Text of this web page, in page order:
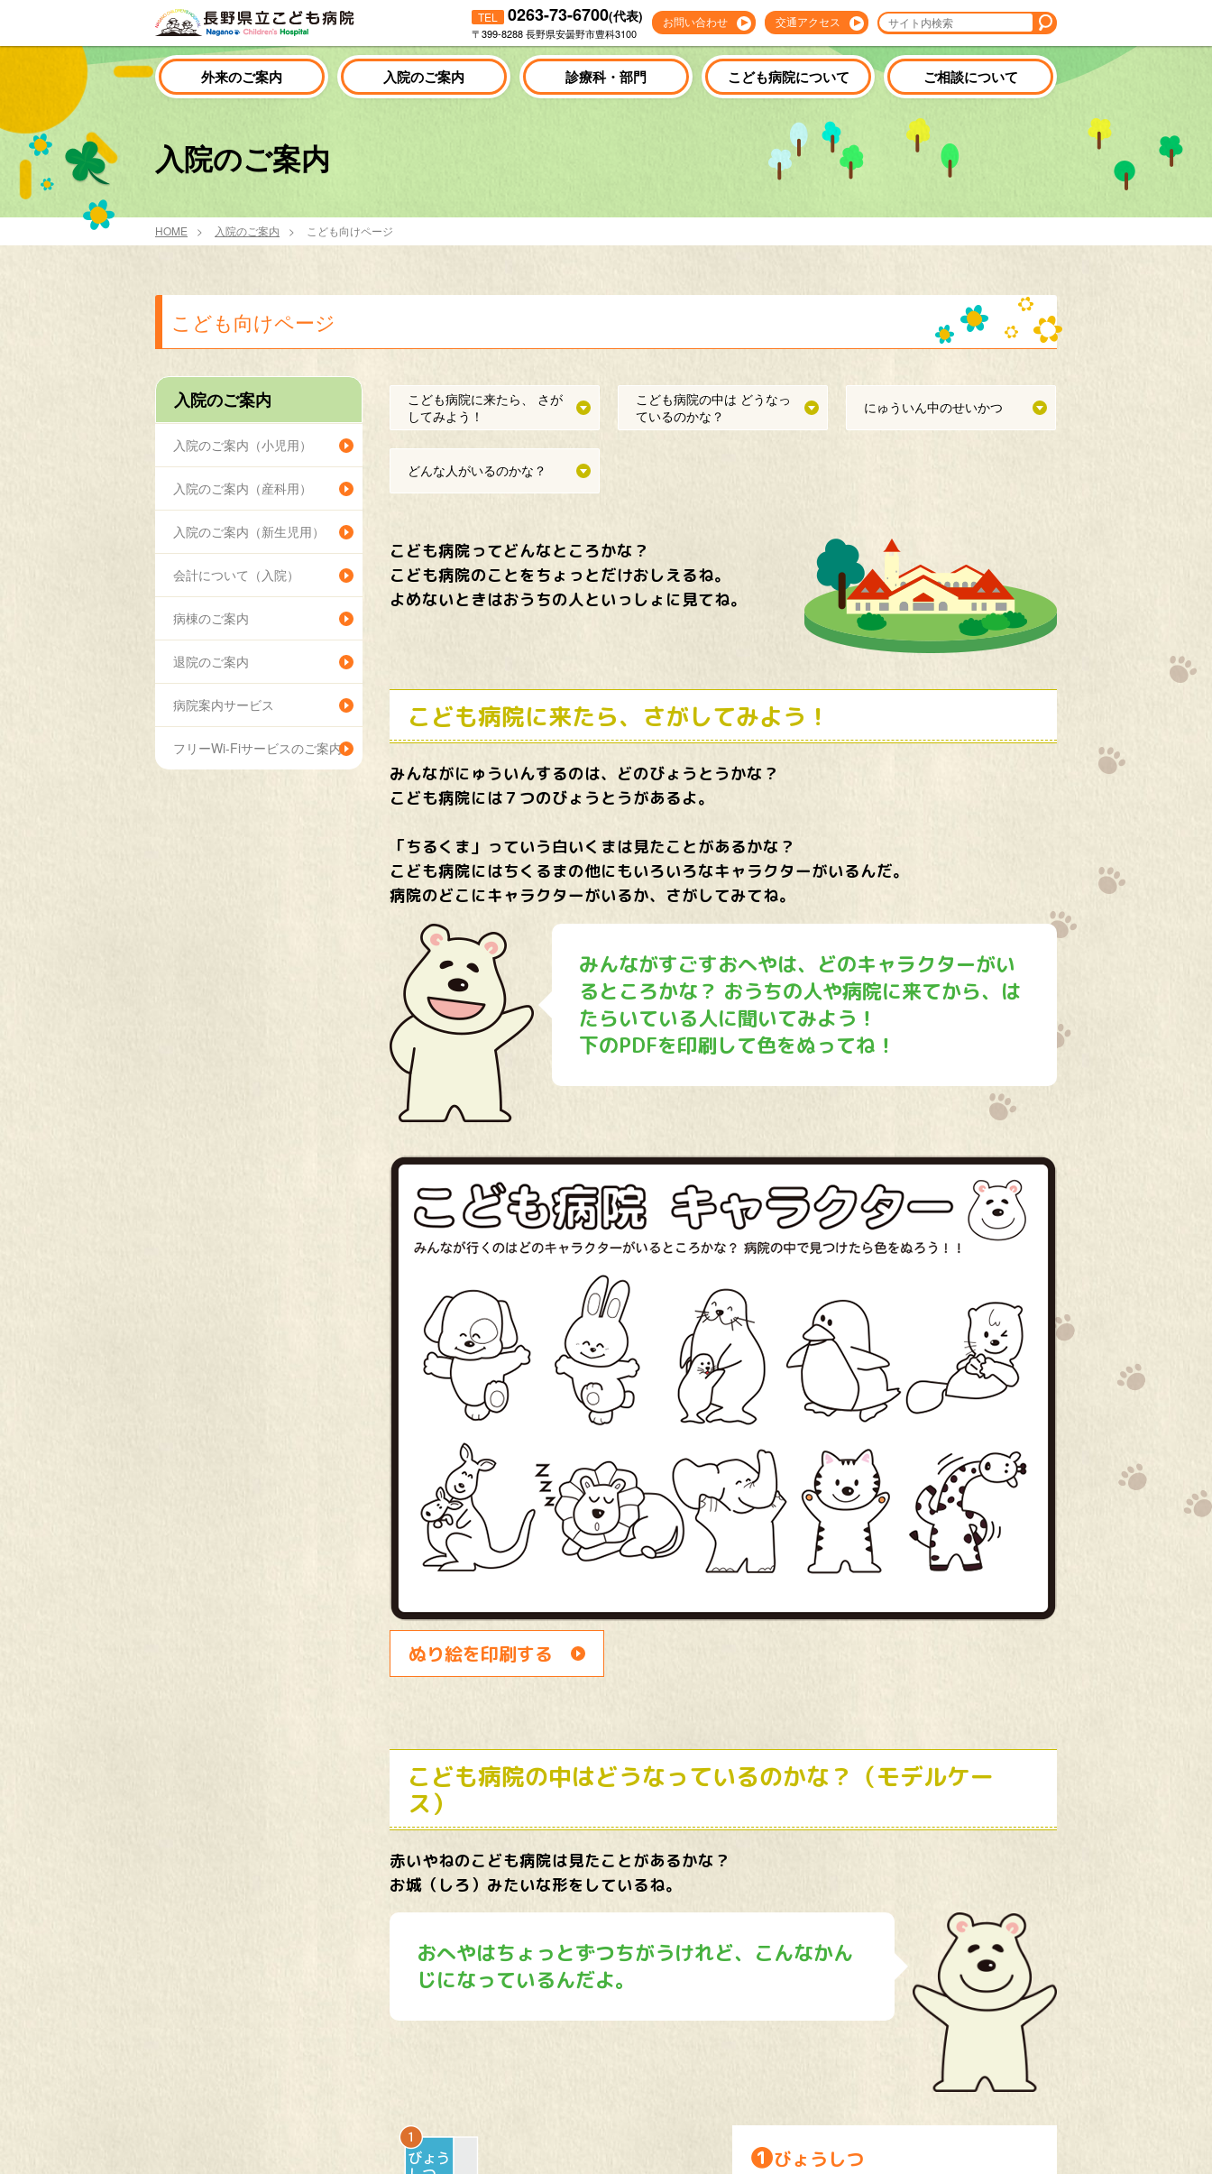
TEL 0263-73-6700(代表)
〒399-8288 長野県安曇野市豊科3100
お問い合わせ 交通アクセス
外来のご案内 入院のご案内 診療科・部門 こども病院について ご相談について
入院のご案内
HOME 入院のご案内 こども向けページ
こども向けページ
こども病院に来たら、 さが
してみよう！
こども病院の中は どうなっ
ているのかな？
にゅういん中のせいかつ
どんな人がいるのかな？
こども病院ってどんなところかな？
こども病院のことをちょっとだけおしえるね。
よめないときはおうちの人といっしょに見てね。
こども病院に来たら、さがしてみよう！
みんながにゅういんするのは、どのびょうとうかな？
こども病院には７つのびょうとうがあるよ。
「ちるくま」っていう白いくまは見たことがあるかな？
こども病院にはちくるまの他にもいろいろなキャラクターがいるんだ。
病院のどこにキャラクターがいるか、さがしてみてね。
みんながすごすおへやは、どのキャラクターがい
るところかな？ おうちの人や病院に来てから、は
たらいている人に聞いてみよう！
下のPDFを印刷して色をぬってね！
ぬり絵を印刷する
こども病院の中はどうなっているのかな？（モデルケー
ス）
赤いやねのこども病院は見たことがあるかな？
お城（しろ）みたいな形をしているね。
おへやはちょっとずつちがうけれど、こんなかん
じになっているんだよ。
❶びょうしつ
入院のご案内
入院のご案内（小児用）
入院のご案内（産科用）
入院のご案内（新生児用）
会計について（入院）
病棟のご案内
退院のご案内
病院案内サービス
フリーWi-Fiサービスのご案内